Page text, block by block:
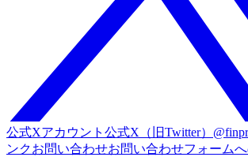
公式Xアカウント 公式X（旧Twitter）
ンクお問い合わせお問い合わせフォーム